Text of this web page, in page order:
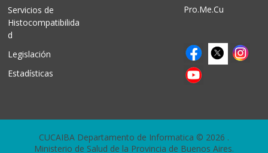
Servicios de
Histocompatibilida
d
Legislación
Estadísticas
Pro.Me.Cu
CUCAIBA Departamento de Informatica © 2026 .
Ministerio de Salud de la Provincia de Buenos Aires.